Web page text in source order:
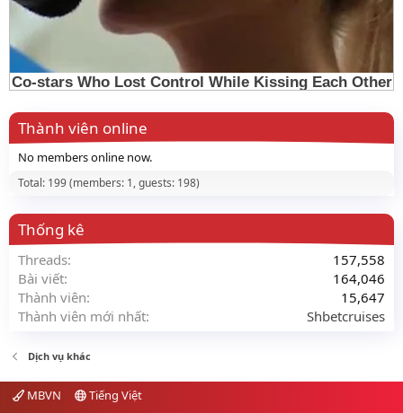
Thành viên online
No members online now.
Total: 199 (members: 1, guests: 198)
Thống kê
Threads
157,558
Bài viết
164,046
Thành viên
15,647
Thành viên mới nhất
Shbetcruises
Dịch vụ khác
MBVN
Tiếng Việt